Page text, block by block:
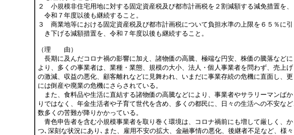
２ 小規模非住宅用地に対する固定資産税及び都市計画税を２割減額する減免措置を、
令和７年度以後も継続すること。
３ 商業地等における固定資産税及び都市計画税について負担水準の上限を６５％に引
き下げる減額措置を、令和７年度以後も継続すること。
（理 由）
長期に及んだコロナ禍の影響に加え、諸物価の高騰、極端な円安、株価の騰落などに
より、多くの事業者は、業種・業態、規模の大小、法人・個人事業者を問わず、売上げ
の激減、収益の悪化、顧客離れなどに見舞われ、いまだに事業存続の危機に直面し、更
には倒産や廃業の危機にさらされている。
また、食料品や生活に直結する諸物価の高騰などにより、事業者やサラリーマンばか
りではなく、年金生活者や子育て世代を含め、多くの都民に、日々の生活への不安など
数多くの苦難が降りかかっている。
青色申告者を含む小規模事業者を取り巻く環境は、コロナ禍前にも増して厳しく、か
つ､深刻な状況にあり､また、雇用不安の拡大、金融事情の悪化、後継者不足など、様々